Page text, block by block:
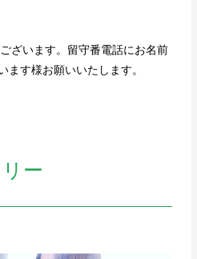
います。留守番電話にお名前
ます様お願いいたします。
ー